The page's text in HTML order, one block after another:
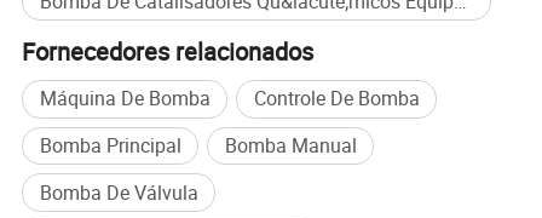
Para servir as necessidades contínuas dos clientes, criamos a
equipe de vendas altamente eficientes para se comunicar com os
nossos clientes para que os nossos clientes poderão obter
informações completas sobre nossos produtos dentro de 24
horas.
Estamos orgulhosos de nossas relações de longo prazo com
Fornecedores relacionados
Máquina De Bomba
Controle De Bomba
Bomba Principal
Bomba Manual
Bomba De Válvula